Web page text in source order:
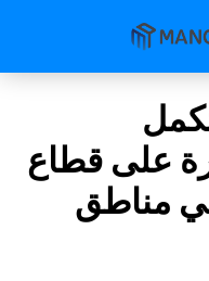
على قطاع
مناطق